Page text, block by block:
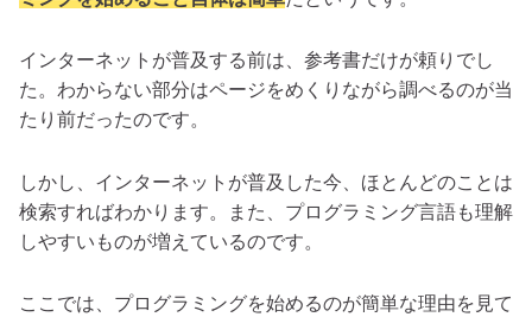
インターネットが普及する前は、参考書だけが頼りでし
た。わからない部分はページをめくりながら調べるのが当
たり前だったのです。
しかし、インターネットが普及した今、ほとんどのことは
検索すればわかります。また、プログラミング言語も理解
しやすいものが増えているのです。
ここでは、プログラミングを始めるのが簡単な理由を見て